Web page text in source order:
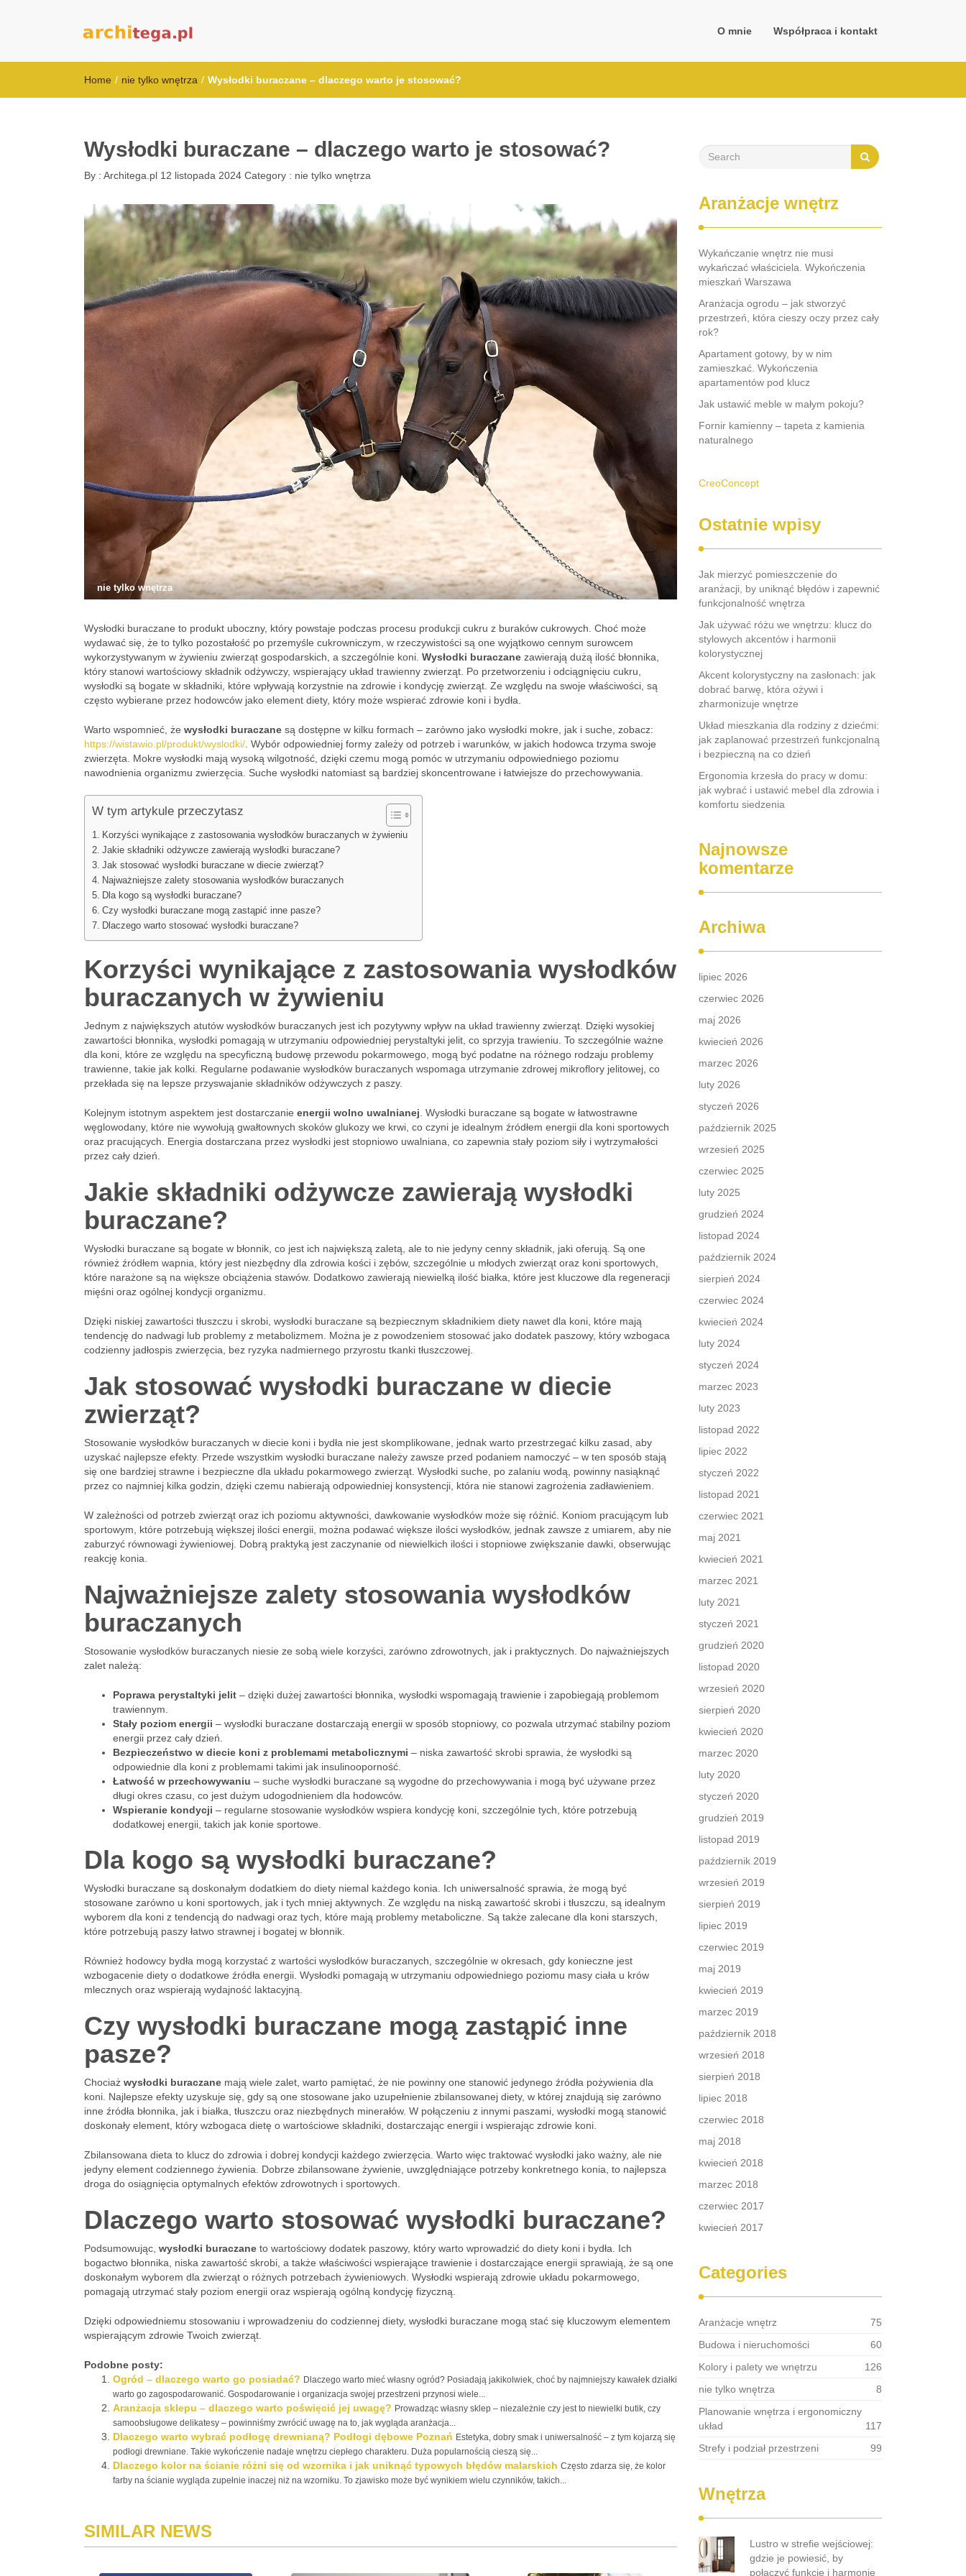
O mnie Współpraca i kontakt
Home / nie tylko wnętrza / Wysłodki buraczane – dlaczego warto je stosować?
Wysłodki buraczane – dlaczego warto je stosować?
By : Architega.pl 12 listopada 2024 Category : nie tylko wnętrza
nie tylko wnętrza
Wysłodki buraczane to produkt uboczny, który powstaje podczas procesu produkcji cukru z buraków cukrowych. Choć może
wydawać się, że to tylko pozostałość po przemyśle cukrowniczym, w rzeczywistości są one wyjątkowo cennym surowcem
wykorzystywanym w żywieniu zwierząt gospodarskich, a szczególnie koni. Wysłodki buraczane zawierają dużą ilość błonnika,
który stanowi wartościowy składnik odżywczy, wspierający układ trawienny zwierząt. Po przetworzeniu i odciągnięciu cukru,
wysłodki są bogate w składniki, które wpływają korzystnie na zdrowie i kondycję zwierząt. Ze względu na swoje właściwości, są
często wybierane przez hodowców jako element diety, który może wspierać zdrowie koni i bydła.
Warto wspomnieć, że wysłodki buraczane są dostępne w kilku formach – zarówno jako wysłodki mokre, jak i suche, zobacz:
https://wistawio.pl/produkt/wyslodki/ . Wybór odpowiedniej formy zależy od potrzeb i warunków, w jakich hodowca trzyma swoje
zwierzęta. Mokre wysłodki mają wysoką wilgotność, dzięki czemu mogą pomóc w utrzymaniu odpowiedniego poziomu
nawodnienia organizmu zwierzęcia. Suche wysłodki natomiast są bardziej skoncentrowane i łatwiejsze do przechowywania.
W tym artykule przeczytasz
Korzyści wynikające z zastosowania wysłodków buraczanych w żywieniu
Jakie składniki odżywcze zawierają wysłodki buraczane?
Jak stosować wysłodki buraczane w diecie zwierząt?
Najważniejsze zalety stosowania wysłodków buraczanych
Dla kogo są wysłodki buraczane?
Czy wysłodki buraczane mogą zastąpić inne pasze?
Dlaczego warto stosować wysłodki buraczane?
Korzyści wynikające z zastosowania wysłodków
buraczanych w żywieniu
Jednym z największych atutów wysłodków buraczanych jest ich pozytywny wpływ na układ trawienny zwierząt. Dzięki wysokiej
zawartości błonnika, wysłodki pomagają w utrzymaniu odpowiedniej perystaltyki jelit, co sprzyja trawieniu. To szczególnie ważne
dla koni, które ze względu na specyficzną budowę przewodu pokarmowego, mogą być podatne na różnego rodzaju problemy
trawienne, takie jak kolki. Regularne podawanie wysłodków buraczanych wspomaga utrzymanie zdrowej mikroflory jelitowej, co
przekłada się na lepsze przyswajanie składników odżywczych z paszy.
Kolejnym istotnym aspektem jest dostarczanie energii wolno uwalnianej . Wysłodki buraczane są bogate w łatwostrawne
węglowodany, które nie wywołują gwałtownych skoków glukozy we krwi, co czyni je idealnym źródłem energii dla koni sportowych
oraz pracujących. Energia dostarczana przez wysłodki jest stopniowo uwalniana, co zapewnia stały poziom siły i wytrzymałości
przez cały dzień.
Jakie składniki odżywcze zawierają wysłodki
buraczane?
Wysłodki buraczane są bogate w błonnik, co jest ich największą zaletą, ale to nie jedyny cenny składnik, jaki oferują. Są one
również źródłem wapnia, który jest niezbędny dla zdrowia kości i zębów, szczególnie u młodych zwierząt oraz koni sportowych,
które narażone są na większe obciążenia stawów. Dodatkowo zawierają niewielką ilość białka, które jest kluczowe dla regeneracji
mięśni oraz ogólnej kondycji organizmu.
Dzięki niskiej zawartości tłuszczu i skrobi, wysłodki buraczane są bezpiecznym składnikiem diety nawet dla koni, które mają
tendencję do nadwagi lub problemy z metabolizmem. Można je z powodzeniem stosować jako dodatek paszowy, który wzbogaca
codzienny jadłospis zwierzęcia, bez ryzyka nadmiernego przyrostu tkanki tłuszczowej.
Jak stosować wysłodki buraczane w diecie
zwierząt?
Stosowanie wysłodków buraczanych w diecie koni i bydła nie jest skomplikowane, jednak warto przestrzegać kilku zasad, aby
uzyskać najlepsze efekty. Przede wszystkim wysłodki buraczane należy zawsze przed podaniem namoczyć – w ten sposób stają
się one bardziej strawne i bezpieczne dla układu pokarmowego zwierząt. Wysłodki suche, po zalaniu wodą, powinny nasiąknąć
przez co najmniej kilka godzin, dzięki czemu nabierają odpowiedniej konsystencji, która nie stanowi zagrożenia zadławieniem.
W zależności od potrzeb zwierząt oraz ich poziomu aktywności, dawkowanie wysłodków może się różnić. Koniom pracującym lub
sportowym, które potrzebują większej ilości energii, można podawać większe ilości wysłodków, jednak zawsze z umiarem, aby nie
zaburzyć równowagi żywieniowej. Dobrą praktyką jest zaczynanie od niewielkich ilości i stopniowe zwiększanie dawki, obserwując
reakcję konia.
Najważniejsze zalety stosowania wysłodków
buraczanych
Stosowanie wysłodków buraczanych niesie ze sobą wiele korzyści, zarówno zdrowotnych, jak i praktycznych. Do najważniejszych
zalet należą:
Poprawa perystaltyki jelit – dzięki dużej zawartości błonnika, wysłodki wspomagają trawienie i zapobiegają problemom
trawiennym.
Stały poziom energii – wysłodki buraczane dostarczają energii w sposób stopniowy, co pozwala utrzymać stabilny poziom
energii przez cały dzień.
Bezpieczeństwo w diecie koni z problemami metabolicznymi – niska zawartość skrobi sprawia, że wysłodki są
odpowiednie dla koni z problemami takimi jak insulinooporność.
Łatwość w przechowywaniu – suche wysłodki buraczane są wygodne do przechowywania i mogą być używane przez
długi okres czasu, co jest dużym udogodnieniem dla hodowców.
Wspieranie kondycji – regularne stosowanie wysłodków wspiera kondycję koni, szczególnie tych, które potrzebują
dodatkowej energii, takich jak konie sportowe.
Dla kogo są wysłodki buraczane?
Wysłodki buraczane są doskonałym dodatkiem do diety niemal każdego konia. Ich uniwersalność sprawia, że mogą być
stosowane zarówno u koni sportowych, jak i tych mniej aktywnych. Ze względu na niską zawartość skrobi i tłuszczu, są idealnym
wyborem dla koni z tendencją do nadwagi oraz tych, które mają problemy metaboliczne. Są także zalecane dla koni starszych,
które potrzebują paszy łatwo strawnej i bogatej w błonnik.
Również hodowcy bydła mogą korzystać z wartości wysłodków buraczanych, szczególnie w okresach, gdy konieczne jest
wzbogacenie diety o dodatkowe źródła energii. Wysłodki pomagają w utrzymaniu odpowiedniego poziomu masy ciała u krów
mlecznych oraz wspierają wydajność laktacyjną.
Czy wysłodki buraczane mogą zastąpić inne
pasze?
Chociaż wysłodki buraczane mają wiele zalet, warto pamiętać, że nie powinny one stanowić jedynego źródła pożywienia dla
koni. Najlepsze efekty uzyskuje się, gdy są one stosowane jako uzupełnienie zbilansowanej diety, w której znajdują się zarówno
inne źródła błonnika, jak i białka, tłuszczu oraz niezbędnych minerałów. W połączeniu z innymi paszami, wysłodki mogą stanowić
doskonały element, który wzbogaca dietę o wartościowe składniki, dostarczając energii i wspierając zdrowie koni.
Zbilansowana dieta to klucz do zdrowia i dobrej kondycji każdego zwierzęcia. Warto więc traktować wysłodki jako ważny, ale nie
jedyny element codziennego żywienia. Dobrze zbilansowane żywienie, uwzględniające potrzeby konkretnego konia, to najlepsza
droga do osiągnięcia optymalnych efektów zdrowotnych i sportowych.
Dlaczego warto stosować wysłodki buraczane?
Podsumowując, wysłodki buraczane to wartościowy dodatek paszowy, który warto wprowadzić do diety koni i bydła. Ich
bogactwo błonnika, niska zawartość skrobi, a także właściwości wspierające trawienie i dostarczające energii sprawiają, że są one
doskonałym wyborem dla zwierząt o różnych potrzebach żywieniowych. Wysłodki wspierają zdrowie układu pokarmowego,
pomagają utrzymać stały poziom energii oraz wspierają ogólną kondycję fizyczną.
Dzięki odpowiedniemu stosowaniu i wprowadzeniu do codziennej diety, wysłodki buraczane mogą stać się kluczowym elementem
wspierającym zdrowie Twoich zwierząt.
Podobne posty:
Ogród – dlaczego warto go posiadać? Dlaczego warto mieć własny ogród? Posiadają jakikolwiek, choć by najmniejszy kawałek działki
warto go zagospodarowanić. Gospodarowanie i organizacja swojej przestrzeni przynosi wiele...
Aranżacja sklepu – dlaczego warto poświęcić jej uwagę? Prowadząc własny sklep – niezależnie czy jest to niewielki butik, czy
samoobsługowe delikatesy – powinniśmy zwrócić uwagę na to, jak wygląda aranżacja...
Dlaczego warto wybrać podłogę drewnianą? Podłogi dębowe Poznań Estetyka, dobry smak i uniwersalność – z tym kojarzą się
podłogi drewniane. Takie wykończenie nadaje wnętrzu ciepłego charakteru. Duża popularnością cieszą się...
Dlaczego kolor na ścianie różni się od wzornika i jak uniknąć typowych błędów malarskich Często zdarza się, że kolor
farby na ścianie wygląda zupełnie inaczej niż na wzorniku. To zjawisko może być wynikiem wielu czynników, takich...
SIMILAR NEWS
Aranżacje wnętrz
Wykańczanie wnętrz nie musi
wykańczać właściciela. Wykończenia
mieszkań Warszawa
Aranżacja ogrodu – jak stworzyć
przestrzeń, która cieszy oczy przez cały
rok?
Apartament gotowy, by w nim
zamieszkać. Wykończenia
apartamentów pod klucz
Jak ustawić meble w małym pokoju?
Fornir kamienny – tapeta z kamienia
naturalnego
CreoConcept
Ostatnie wpisy
Jak mierzyć pomieszczenie do
aranżacji, by uniknąć błędów i zapewnić
funkcjonalność wnętrza
Jak używać różu we wnętrzu: klucz do
stylowych akcentów i harmonii
kolorystycznej
Akcent kolorystyczny na zasłonach: jak
dobrać barwę, która ożywi i
zharmonizuje wnętrze
Układ mieszkania dla rodziny z dziećmi:
jak zaplanować przestrzeń funkcjonalną
i bezpieczną na co dzień
Ergonomia krzesła do pracy w domu:
jak wybrać i ustawić mebel dla zdrowia i
komfortu siedzenia
Najnowsze
komentarze
Archiwa
lipiec 2026
czerwiec 2026
maj 2026
kwiecień 2026
marzec 2026
luty 2026
styczeń 2026
październik 2025
wrzesień 2025
czerwiec 2025
luty 2025
grudzień 2024
listopad 2024
październik 2024
sierpień 2024
czerwiec 2024
kwiecień 2024
luty 2024
styczeń 2024
marzec 2023
luty 2023
listopad 2022
lipiec 2022
styczeń 2022
listopad 2021
czerwiec 2021
maj 2021
kwiecień 2021
marzec 2021
luty 2021
styczeń 2021
grudzień 2020
listopad 2020
wrzesień 2020
sierpień 2020
kwiecień 2020
marzec 2020
luty 2020
styczeń 2020
grudzień 2019
listopad 2019
październik 2019
wrzesień 2019
sierpień 2019
lipiec 2019
czerwiec 2019
maj 2019
kwiecień 2019
marzec 2019
październik 2018
wrzesień 2018
sierpień 2018
lipiec 2018
czerwiec 2018
maj 2018
kwiecień 2018
marzec 2018
czerwiec 2017
kwiecień 2017
Categories
Aranżacje wnętrz
75
Budowa i nieruchomości
60
Kolory i palety we wnętrzu
126
nie tylko wnętrza
8
Planowanie wnętrza i ergonomiczny
układ
117
Strefy i podział przestrzeni
99
Wnętrza
Lustro w strefie wejściowej:
gdzie je powiesić, by
połączyć funkcję i harmonię